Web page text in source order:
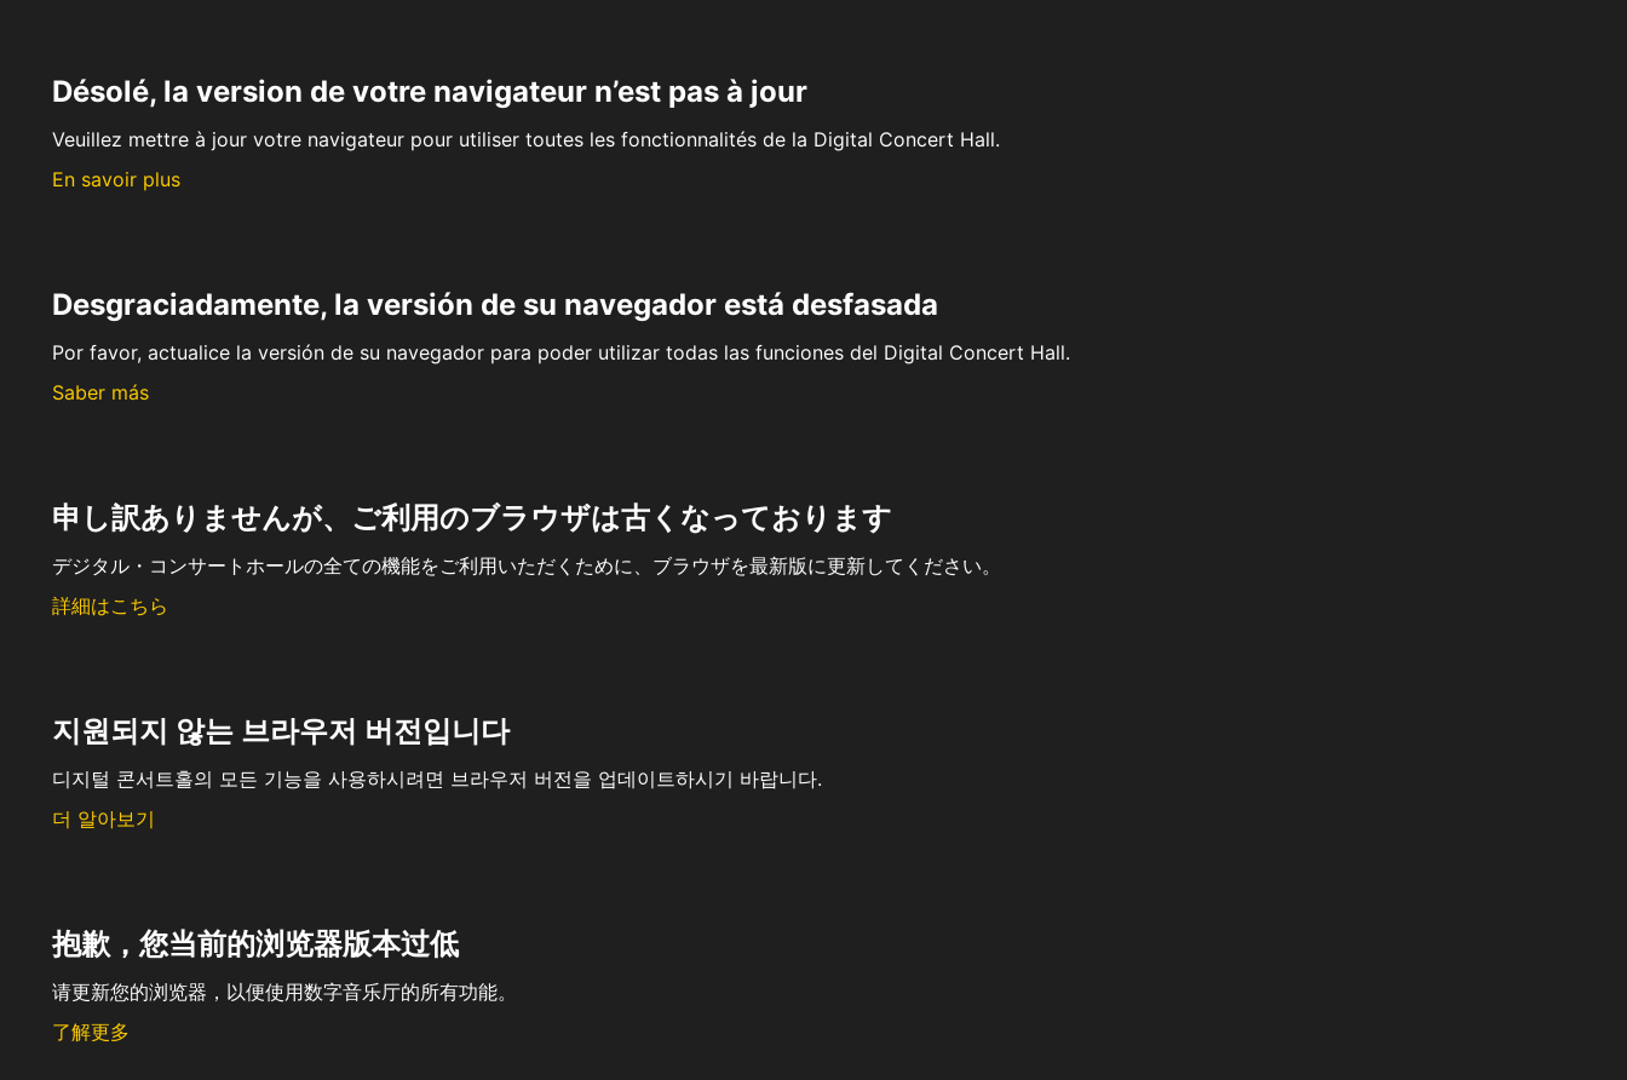
Désolé, la version de votre navigateur n’est pas à jour
Veuillez mettre à jour votre navigateur pour utiliser toutes les fonctionnalités de la Digital Concert Hall.
En savoir plus
Desgraciadamente, la versión de su navegador está desfasada
Por favor, actualice la versión de su navegador para poder utilizar todas las funciones del Digital Concert Hall.
Saber más
申し訳ありませんが、ご利用のブラウザは古くなっております
デジタル・コンサートホールの全ての機能をご利用いただくために、ブラウザを最新版に更新してください。
詳細はこちら
지원되지 않는 브라우저 버전입니다
디지털 콘서트홀의 모든 기능을 사용하시려면 브라우저 버전을 업데이트하시기 바랍니다.
더 알아보기
抱歉，您当前的浏览器版本过低
请更新您的浏览器，以便使用数字音乐厅的所有功能。
了解更多